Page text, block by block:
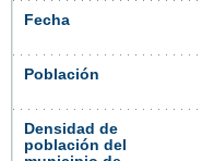
Fecha
Población
Densidad de
población del